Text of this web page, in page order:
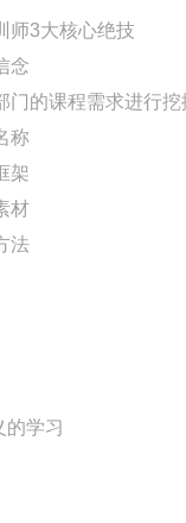
师3大核心绝技
念
的课程需求进行
称
架
材
法
学习